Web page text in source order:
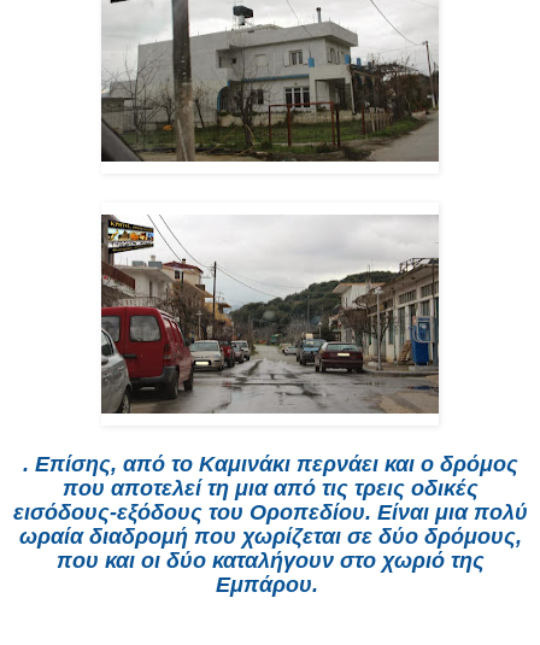
. Επίσης, από το Καμινάκι περνάει και ο δρόμος
που αποτελεί τη μια από τις τρεις οδικές
εισόδους-εξόδους του Οροπεδίου. Είναι μια πολύ
ωραία διαδρομή που χωρίζεται σε δύο δρόμους,
που και οι δύο καταλήγουν στο χωριό της
Εμπάρου.